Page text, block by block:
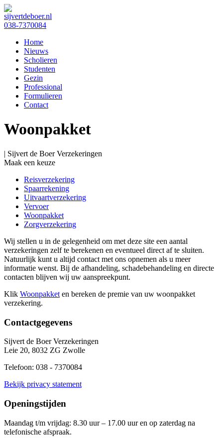
sijvertdeboer.nl
038-7370084
Home
Nieuws
Scholieren
Studenten
Gezin
Professional
Formulieren
Contact
Woonpakket
| Sijvert de Boer Verzekeringen
Maak een keuze
Reisverzekering
Spaarrekening
Uitvaartverzekering
Vervoer
Woonpakket
Zorgverzekering
Wij stellen u in de gelegenheid om met deze site een aantal
verzekeringen zelf te berekenen en eventueel direct af te sluiten.
Natuurlijk kunt u altijd contact met ons opnemen als u meer
informatie wenst. Bij de afhandeling, schadebehandeling en directe
contacten blijven wij uw aanspreekpunt.
Klik Woonpakket en bereken de premie van uw woonpakket
verzekering.
Contactgegevens
Sijvert de Boer Verzekeringen
Leie 20, 8032 ZG Zwolle
Telefoon: 038 - 7370084
Bekijk privacy statement
Openingstijden
Maandag t/m vrijdag: 8.30 uur – 17.00 uur en op zaterdag na
telefonische afspraak.